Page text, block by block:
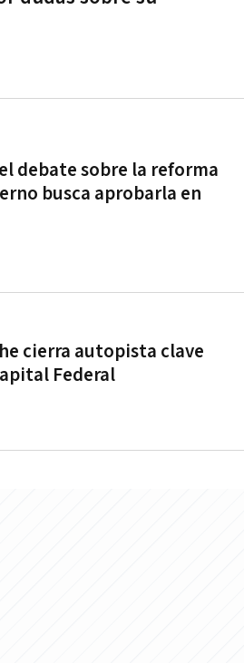
debate sobre la reforma
busca aprobarla en
cierra autopista clave
Federal